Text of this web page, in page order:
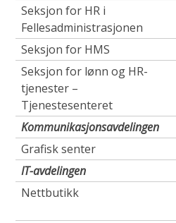
Seksjon for HR i
Fellesadministrasjonen
Seksjon for HMS
Seksjon for lønn og HR-
tjenester –
Tjenestesenteret
Kommunikasjonsavdelingen
Grafisk senter
IT-avdelingen
Nettbutikk